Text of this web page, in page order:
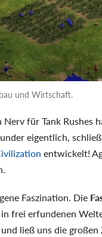
und Wirtschaft.
für Tank
eigentlich,
entwickelt!
Faszination. Die
frei erfundenen
ließ uns die